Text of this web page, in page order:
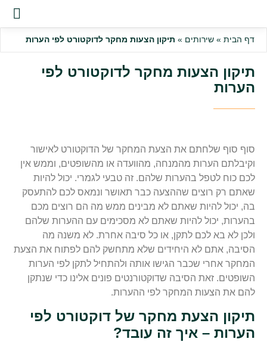
דף הבית » שירותים » תיקון הצעות מחקר לדוקטורט לפי הערות
תיקון הצעות מחקר לדוקטורט לפי
הערות
סוף סוף שלחתם את הצעת המחקר של הדוקטורט לאישור
וקיבלתם הערות מהמנחה, מהוועדה או מהשופטים, וממש אין
לכם כוח לטפל בהערות שלהם. זה טבעי לגמרי. יכול להיות
שאתם רק רוצים שההצעה כבר תאושר ונמאס לכם להתעסק
בה, יכול להיות שאתם לא מבינים ממש מה הם רוצים מכם
בהערות, יכול להיות שאתם לא מסכימים עם ההערות שלהם
ולכן לא בא לכם לתקן, או כל סיבה אחרת. לא משנה מה
הסיבה, אתם לא היחידים שלא מתחשק להם לפתוח את הצעת
המחקר אחרי שכבר הגישו אותה ולהתחיל לתקן לפי הערות
השופטים. זאת הסיבה שדוקטורנטים פונים אלינו כדי שנתקן
להם את הצעות המחקר לפי ההערות.
תיקון הצעת מחקר של דוקטורט לפי
הערות – איך זה עובד?